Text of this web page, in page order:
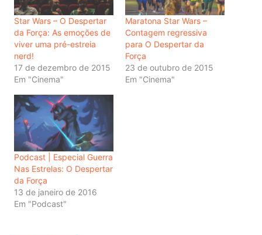
Star Wars – O Despertar
da Força: As emoções de
viver uma pré-estreia
nerd!
17 de dezembro de 2015
Em "Cinema"
Maratona Star Wars –
Contagem regressiva
para O Despertar da
Força
23 de outubro de 2015
Em "Cinema"
Podcast | Especial Guerra
Nas Estrelas: O Despertar
da Força
13 de janeiro de 2016
Em "Podcast"